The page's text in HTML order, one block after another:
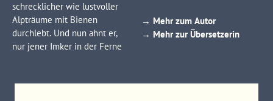
schrecklicher wie lustvoller
Alpträume mit Bienen
durchlebt. Und nun ahnt er,
nur jener Imker in der Ferne
→ Mehr zum Autor
→ Mehr zur Übersetzerin